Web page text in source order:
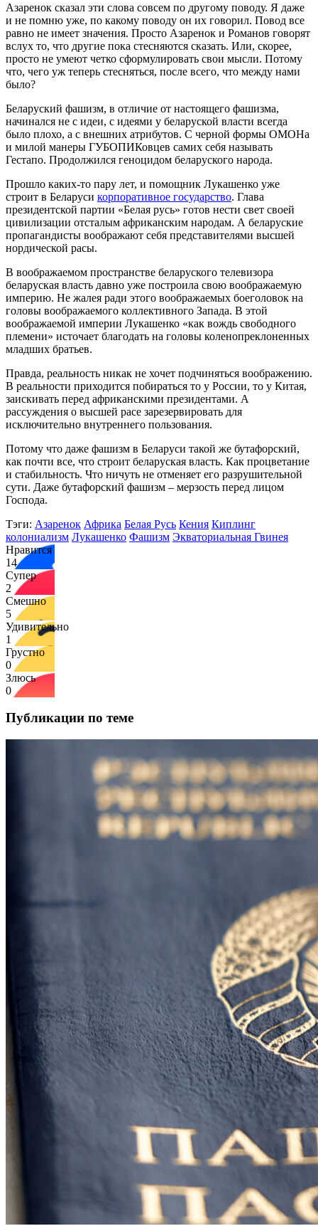
Азаренок сказал эти слова совсем по другому поводу. Я даже
и не помню уже, по какому поводу он их говорил. Повод все
равно не имеет значения. Просто Азаренок и Романов говорят
вслух то, что другие пока стесняются сказать. Или, скорее,
просто не умеют четко сформулировать свои мысли. Потому
что, чего уж теперь стесняться, после всего, что между нами
было?
Беларуский фашизм, в отличие от настоящего фашизма,
начинался не с идеи, с идеями у беларуской власти всегда
было плохо, а с внешних атрибутов. С черной формы ОМОНа
и милой манеры ГУБОПИКовцев самих себя называть
Гестапо. Продолжился геноцидом беларуского народа.
Прошло каких-то пару лет, и помощник Лукашенко уже
строит в Беларуси корпоративное государство. Глава
президентской партии «Белая русь» готов нести свет своей
цивилизации отсталым африканским народам. А беларуские
пропагандисты воображают себя представителями высшей
нордической расы.
В воображаемом пространстве беларуского телевизора
беларуская власть давно уже построила свою воображаемую
империю. Не жалея ради этого воображаемых боеголовок на
головы воображаемого коллективного Запада. В этой
воображаемой империи Лукашенко «как вождь свободного
племени» источает благодать на головы коленопреклоненных
младших братьев.
Правда, реальность никак не хочет подчиняться воображению.
В реальности приходится побираться то у России, то у Китая,
заискивать перед африканскими президентами. А
рассуждения о высшей расе зарезервировать для
исключительно внутреннего пользования.
Потому что даже фашизм в Беларуси такой же бутафорский,
как почти все, что строит беларуская власть. Как процветание
и стабильность. Что ничуть не отменяет его разрушительной
сути. Даже бутафорский фашизм – мерзость перед лицом
Господа.
Тэги: Азаренок Африка Белая Русь Кения Киплинг
колониализм Лукашенко Фашизм Экваториальная Гвинея
Нравится
14
Супер
2
Смешно
5
Удивительно
1
Грустно
0
Злюсь
0
Публикации по теме